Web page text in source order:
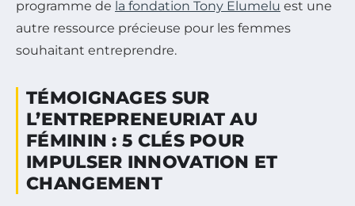
programme de la fondation Tony Elumelu est une
autre ressource précieuse pour les femmes
souhaitant entreprendre.
TÉMOIGNAGES SUR
L’ENTREPRENEURIAT AU
FÉMININ : 5 CLÉS POUR
IMPULSER INNOVATION ET
CHANGEMENT